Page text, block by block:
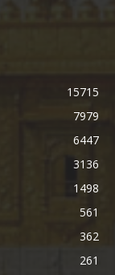
15715
7979
6447
3136
1498
561
362
261